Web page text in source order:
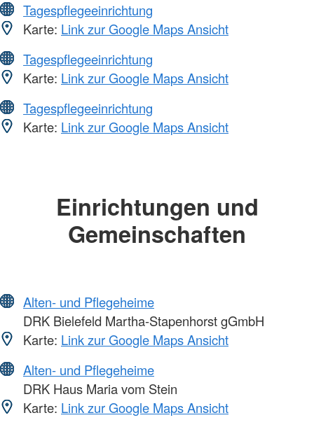
Tagespflegeeinrichtung
Karte: Link zur Google Maps Ansicht
Tagespflegeeinrichtung
Karte: Link zur Google Maps Ansicht
Tagespflegeeinrichtung
Karte: Link zur Google Maps Ansicht
Einrichtungen und
Gemeinschaften
Alten- und Pflegeheime
DRK Bielefeld Martha-Stapenhorst gGmbH
Karte: Link zur Google Maps Ansicht
Alten- und Pflegeheime
DRK Haus Maria vom Stein
Karte: Link zur Google Maps Ansicht